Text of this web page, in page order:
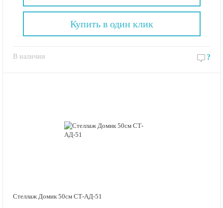
В наличии ?
Купить в один клик
Стеллаж Домик 50см СТ-АД-51